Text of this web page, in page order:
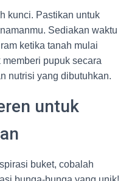
kunci. Pastikan untuk
Sediakan waktu
ketika tanah mulai
pupuk secara
nutrisi yang dibutuhkan.
untuk
buket, cobalah